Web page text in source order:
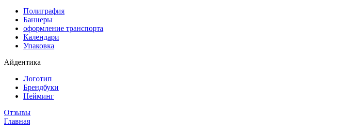
Полиграфия
Баннеры
оформление транспорта
Календари
Упаковка
Айдентика
Логотип
Брендбуки
Нейминг
Отзывы
Главная